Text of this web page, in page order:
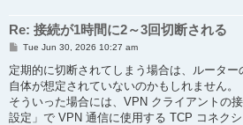
Re: 接続が1時間に2～3回切断される
P
s
t
Tue Jun 30, 2026 10:27 am
定期的に切断されてしまう場合は、ルータ
自体が想定されていないのかもしれません。
そういった場合には、VPN クライアントの
設定」で VPN 通信に使用する TCP コネクシ